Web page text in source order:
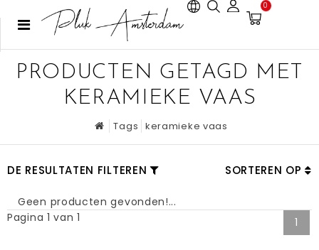
0
PRODUCTEN GETAGD MET
KERAMIEKE VAAS
Tags keramieke vaas
DE RESULTATEN FILTEREN SORTEREN OP
Geen producten gevonden!...
Pagina 1 van 1
1